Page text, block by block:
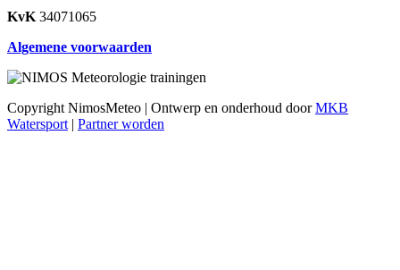
KvK34071065
Algemene voorwaarden
Copyright NimosMeteo | Ontwerp en onderhoud doorMKB
Watersport| Partner worden